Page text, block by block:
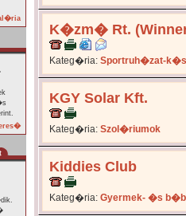
K�zm� Rt.
Kateg�ria: Sportruh�zat-
KGY Solar Kft.
Kateg�ria: Szol�riumok
Kiddies Club
Kateg�ria: Gyermek- �s